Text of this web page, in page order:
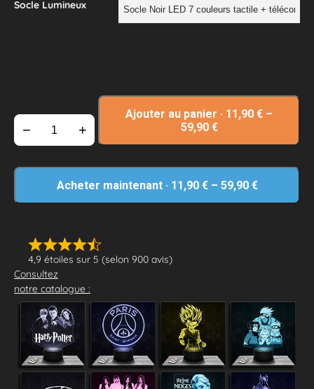
4,9 étoiles sur 5 (selon 900 avis)
Consultez
notre catalogue :
Socle Lumineux
− +
Ajouter au panier · 11,90 € –
59,90 €
Acheter maintenant · 11,90 €– 59,90 €